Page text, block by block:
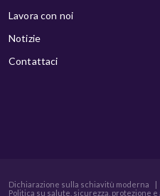
Lavora con noi
Notizie
Contattaci
Dichiarazione sulla schiavitù moderna
Politica su salute, sicurezza, protezione e